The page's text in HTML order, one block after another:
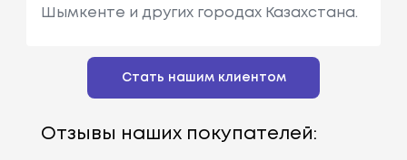
Шымкенте и других городах Казахстана.
Стать нашим клиентом
Отзывы наших покупателей: